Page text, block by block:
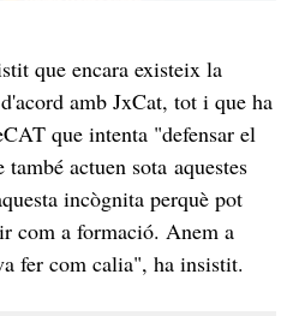
que encara existeix la
amb JxCat, tot i que ha
que intenta "defensar el
actuen sota aquestes
incògnita perquè pot
com a formació. Anem a
fer com calia", ha insistit.